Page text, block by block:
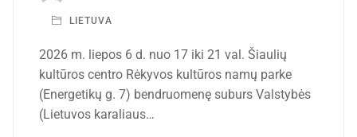
LIETUVA
2026 m. liepos 6 d. nuo 17 iki 21 val. Šiaulių
kultūros centro Rėkyvos kultūros namų parke
(Energetikų g. 7) bendruomenę suburs Valstybės
(Lietuvos karaliaus…